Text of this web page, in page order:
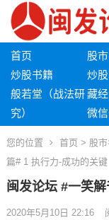
首页 股
炒股书籍
炒
般若堂（战法研
究）
藏
微
您的位置 首页 > 股
篇# 1 执行力-成功的关键
闽发论坛 #一笑
2020年5月10日 22:16